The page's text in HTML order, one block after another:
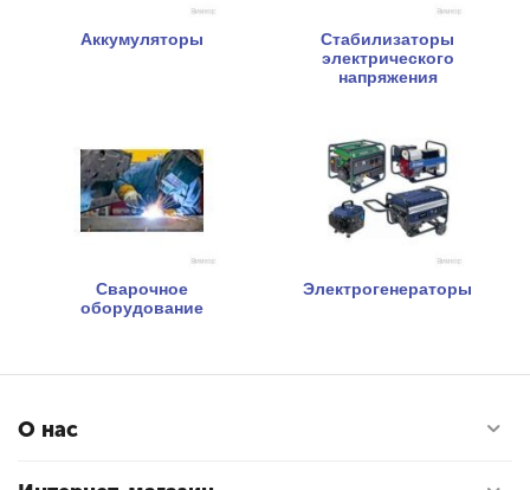
Аккумуляторы
Стабилизаторы
электрического
напряжения
Сварочное
оборудование
Электрогенераторы
О нас